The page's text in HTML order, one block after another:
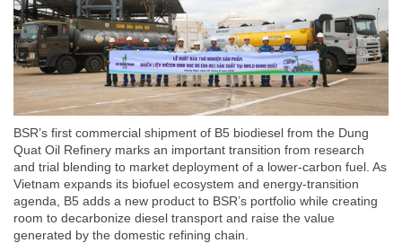
BSR’s first commercial shipment of B5 biodiesel from the Dung
Quat Oil Refinery marks an important transition from research
and trial blending to market deployment of a lower-carbon fuel. As
Vietnam expands its biofuel ecosystem and energy-transition
agenda, B5 adds a new product to BSR’s portfolio while creating
room to decarbonize diesel transport and raise the value
generated by the domestic refining chain.